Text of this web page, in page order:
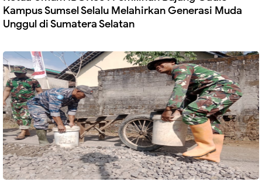
Kampus Sumsel Selalu Melahirkan Generasi Muda
Unggul di Sumatera Selatan